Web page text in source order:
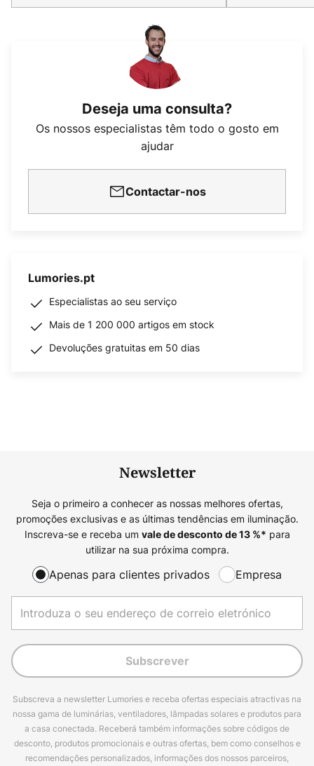
Deseja uma consulta?
Os nossos especialistas têm todo o gosto em
ajudar
Contactar-nos
Lumories.pt
Especialistas ao seu serviço
Mais de 1 200 000 artigos em stock
Devoluções gratuitas em 50 dias
Newsletter
Seja o primeiro a conhecer as nossas melhores ofertas,
promoções exclusivas e as últimas tendências em iluminação.
Inscreva-se e receba um vale de desconto de13%* para
utilizar na sua próxima compra.
Apenas para clientes privados Empresa
Subscrever
Subscreva a newsletter Lumories e receba ofertas especiais atractivas na
nossa gama de luminárias, ventiladores, lâmpadas solares e produtos para
a casa conectada. Receberá também informações sobre códigos de
desconto, produtos promocionais e outras ofertas, bem como conselhos e
recomendações personalizados, informações dos nossos parceiros,